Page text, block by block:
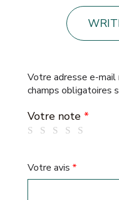
Votre adresse e-mail
champs obligatoires
Votre note *
Votre avis *